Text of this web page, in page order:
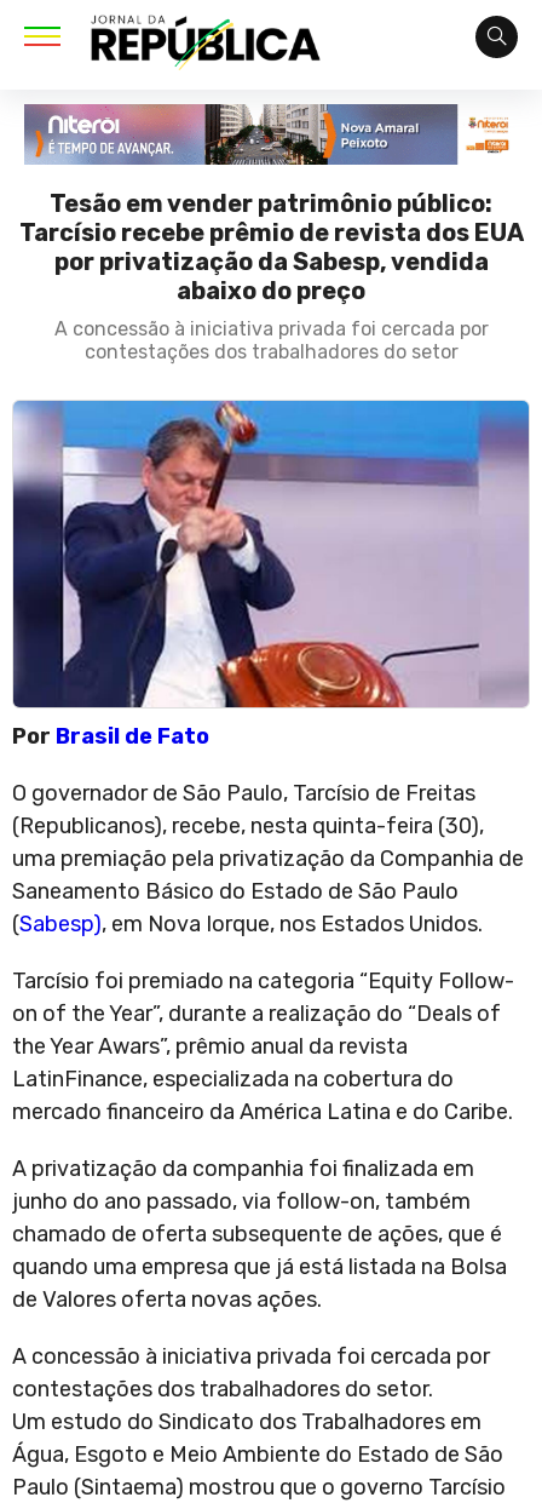
Tesão em vender patrimônio público:
Tarcísio recebe prêmio de revista dos EUA
por privatização da Sabesp, vendida
abaixo do preço
A concessão à iniciativa privada foi cercada por
contestações dos trabalhadores do setor
Por Brasil de Fato
O governador de São Paulo, Tarcísio de Freitas
(Republicanos), recebe, nesta quinta-feira (30),
uma premiação pela privatização da Companhia de
Saneamento Básico do Estado de São Paulo
(Sabesp), em Nova Iorque, nos Estados Unidos.
Tarcísio foi premiado na categoria “Equity Follow-
on of the Year”, durante a realização do “Deals of
the Year Awars”, prêmio anual da revista
LatinFinance, especializada na cobertura do
mercado financeiro da América Latina e do Caribe.
A privatização da companhia foi finalizada em
junho do ano passado, via follow-on, também
chamado de oferta subsequente de ações, que é
quando uma empresa que já está listada na Bolsa
de Valores oferta novas ações.
A concessão à iniciativa privada foi cercada por
contestações dos trabalhadores do setor.
Um estudo do Sindicato dos Trabalhadores em
Água, Esgoto e Meio Ambiente do Estado de São
Paulo (Sintaema) mostrou que o governo Tarcísio